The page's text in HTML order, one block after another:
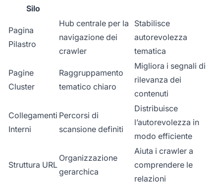
Silo
Pagina
Pilastro
Hub centrale per la
navigazione dei
crawler
Stabilisce
autorevolezza
tematica
Pagine
Cluster
Raggruppamento
tematico chiaro
Migliora i segnali di
rilevanza dei
contenuti
Collegamenti
Interni
Percorsi di
scansione definiti
Distribuisce
l’autorevolezza in
modo efficiente
Struttura URL
Organizzazione
gerarchica
Aiuta i crawler a
comprendere le
relazioni